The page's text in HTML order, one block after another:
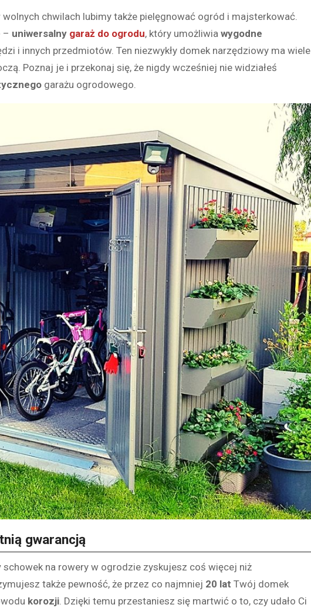
chwilach lubimy także pielęgnować ogród i majsterkować.
– uniwersalny garaż do ogrodu, który umożliwia wygodne
i innych przedmiotów. Ten niezwykły domek narzędziowy ma wiele
Poznaj je i przekonaj się, że nigdy wcześniej nie widziałeś
garażu ogrodowego.
gwarancją
schowek na rowery w ogrodzie zyskujesz coś więcej niż
także pewność, że przez co najmniej 20 lat Twój domek
korozji. Dzięki temu przestaniesz się martwić o to, czy udało Ci